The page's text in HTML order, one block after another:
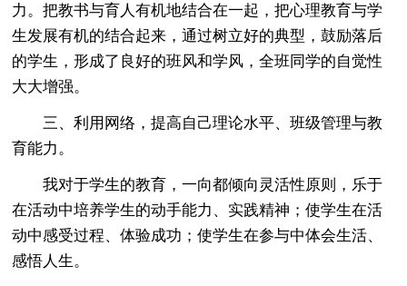
力。把教书与育人有机地结合在一起，把心理教育与学
生发展有机的结合起来，通过树立好的典型，鼓励落后
的学生，形成了良好的班风和学风，全班同学的自觉性
大大增强。
三、利用网络，提高自己理论水平、班级管理与教
育能力。
我对于学生的教育，一向都倾向灵活性原则，乐于
在活动中培养学生的动手能力、实践精神；使学生在活
动中感受过程、体验成功；使学生在参与中体会生活、
感悟人生。